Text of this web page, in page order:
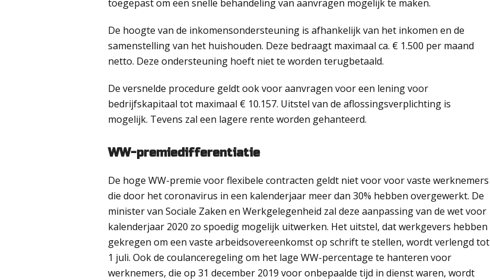
toegepast om een snelle behandeling van aanvragen mogelijk te maken.
De hoogte van de inkomensondersteuning is afhankelijk van het inkomen en de
samenstelling van het huishouden. Deze bedraagt maximaal ca. € 1.500 per maand
netto. Deze ondersteuning hoeft niet te worden terugbetaald.
De versnelde procedure geldt ook voor aanvragen voor een lening voor
bedrijfskapitaal tot maximaal € 10.157. Uitstel van de aflossingsverplichting is
mogelijk. Tevens zal een lagere rente worden gehanteerd.
WW-premiedifferentiatie
De hoge WW-premie voor flexibele contracten geldt niet voor voor vaste werknemers
die door het coronavirus in een kalenderjaar meer dan 30% hebben overgewerkt. De
minister van Sociale Zaken en Werkgelegenheid zal deze aanpassing van de wet voor
kalenderjaar 2020 zo spoedig mogelijk uitwerken. Het uitstel, dat werkgevers hebben
gekregen om een vaste arbeidsovereenkomst op schrift te stellen, wordt verlengd tot
1 juli. Ook de coulanceregeling om het lage WW-percentage te hanteren voor
werknemers, die op 31 december 2019 voor onbepaalde tijd in dienst waren, wordt